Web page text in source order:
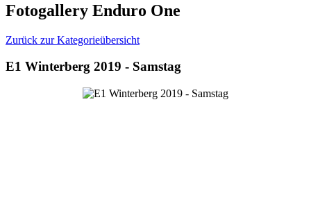
Fotogallery Enduro One
Zurück zur Kategorieübersicht
E1 Winterberg 2019 - Samstag